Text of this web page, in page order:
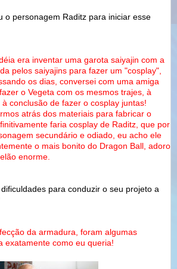
o personagem Raditz para iniciar esse
era inventar uma garota saiyajin com a
pelos saiyajins para fazer um "cosplay",
os dias, conversei com uma amiga
o Vegeta com os mesmos trajes, à
conclusão de fazer o cosplay juntas!
atrás dos materiais para fabricar o
faria cosplay de Raditz, que por
secundário e odiado, eu acho ele
o mais bonito do Dragon Ball, adoro
enorme.
para conduzir o seu projeto a
da armadura, foram algumas
exatamente como eu queria!